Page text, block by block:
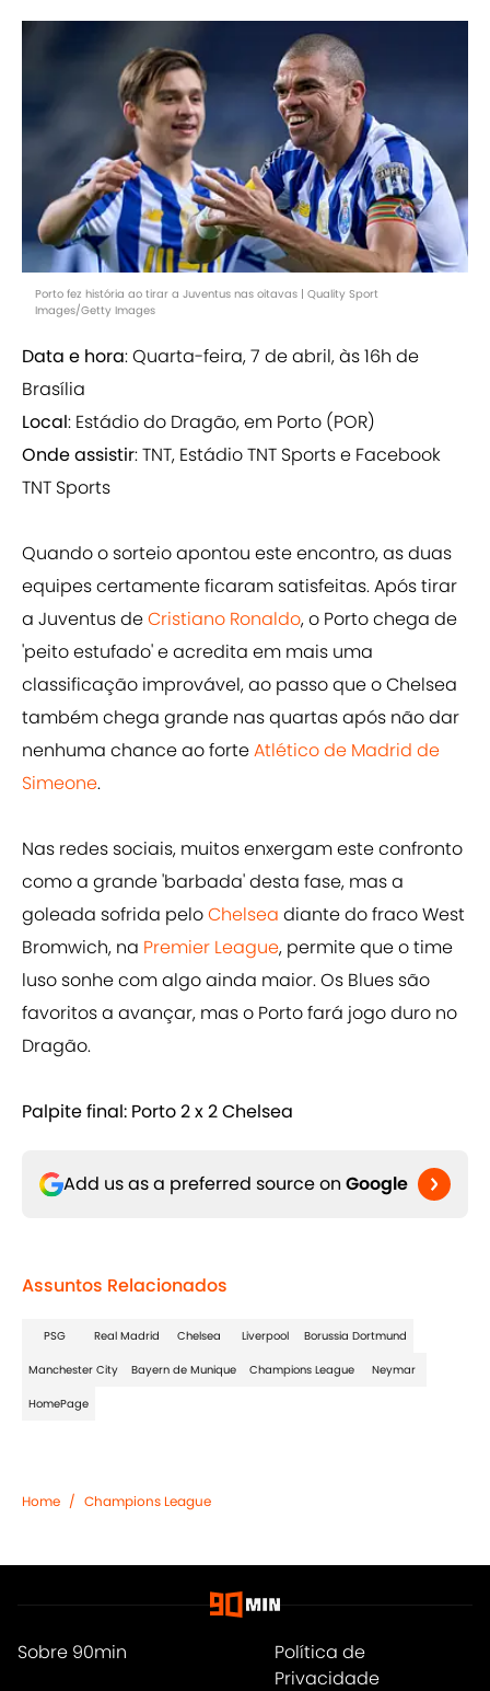
Porto fez história ao tirar a Juventus nas oitavas | Quality Sport
Images/Getty Images
Data e hora: Quarta-feira, 7 de abril, às 16h de
Brasília
Local: Estádio do Dragão, em Porto (POR)
Onde assistir: TNT, Estádio TNT Sports e Facebook
TNT Sports
Quando o sorteio apontou este encontro, as duas
equipes certamente ficaram satisfeitas. Após tirar
a Juventus deCristiano Ronaldo, o Porto chega de
'peito estufado' e acredita em mais uma
classificação improvável, ao passo que o Chelsea
também chega grande nas quartas após não dar
nenhuma chance ao forteAtlético de Madrid de
Simeone.
Nas redes sociais, muitos enxergam este confronto
como a grande 'barbada' desta fase, mas a
goleada sofrida peloChelsea diante do fraco West
Bromwich, na Premier League, permite que o time
luso sonhe com algo ainda maior. Os Blues são
favoritos a avançar, mas o Porto fará jogo duro no
Dragão.
Palpite final: Porto 2 x 2 Chelsea
Add us as a preferred source on Google
Assuntos Relacionados
PSG Real Madrid Chelsea Liverpool Borussia Dortmund
Manchester City Bayern de Munique Champions League Neymar
HomePage
Home / Champions League
Sobre 90min
Política de
Privacidade